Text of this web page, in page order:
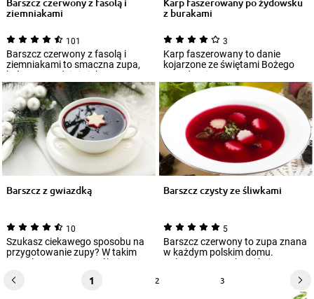
ziemniakami
101
Barszcz czerwony z fasolą i
ziemniakami to smaczna zupa,
która sprawdzi się jako
samodzielne dani...
z burakami
3
Karp faszerowany to danie
kojarzone ze świętami Bożego
Narodzenia. Proponowana
wersja jest altern...
Barszcz z gwiazdką
10
Szukasz ciekawego sposobu na
przygotowanie zupy? W takim
razie, koniecznie wypróbuj
Barszcz czysty ze śliwkami
5
Barszcz czerwony to zupa znana
w każdym polskim domu.
Połączona z uszkami kojarzy
1 2 3